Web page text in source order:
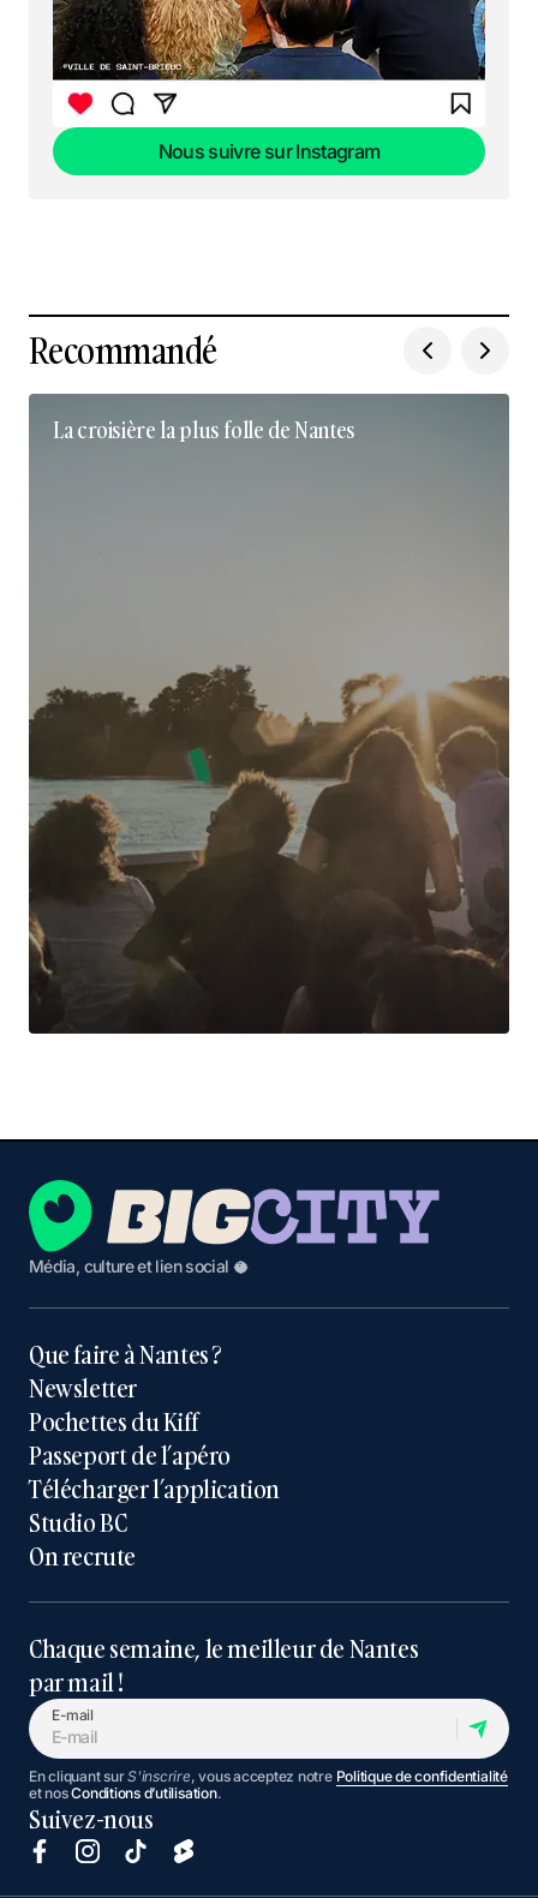
Nous suivre sur Instagram
Recommandé
La croisière la plus folle de Nantes
Média, culture et lien social 🥥
Que faire à Nantes ?
Newsletter
Pochettes du Kiff
Passeport de l’apéro
Télécharger l’application
Studio BC
On recrute
Chaque semaine, le meilleur de Nantes
par mail !
E-mail
En cliquant surS'inscrire, vous acceptez notre Politique de confidentialité
et nosConditions d’utilisation.
Suivez-nous